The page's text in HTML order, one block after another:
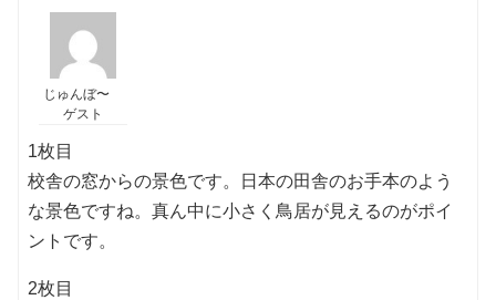
じゅんぼ〜
ゲスト
1枚目
校舎の窓からの景色です。日本の田舎のお手本のよう
な景色ですね。真ん中に小さく鳥居が見えるのがポイ
ントです。
2枚目